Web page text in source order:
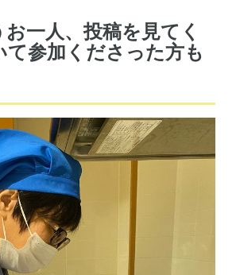
一人、投稿を見てく
て参加くださった方も